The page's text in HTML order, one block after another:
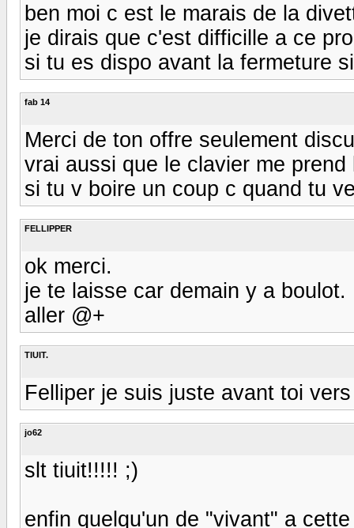
ben moi c est le marais de la
je dirais que c'est difficille a ce
si tu es dispo avant la fermeture
fab 14
Merci de ton offre seulement
vrai aussi que le clavier me
si tu v boire un coup c quand tu
FELLIPPER
ok merci.
je te laisse car demain y a boulot.
aller @+
TIUIT.
Felliper je suis juste avant toi
jo62
slt tiuit!!!!! ;)
enfin quelqu'un de "vivant" a